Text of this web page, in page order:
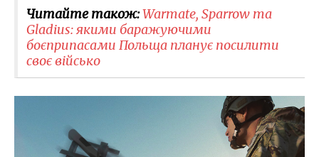
Читайте також:Warmate, Sparrow та
Gladius: якими баражуючими
боєприпасами Польща планує посилити
своє військо